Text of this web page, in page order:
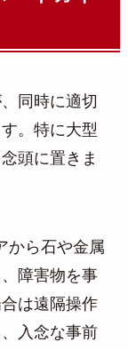
同時に適切
。特に大型
頭に置きま
から石や金属
障害物を事
は遠隔操作
入念な事前